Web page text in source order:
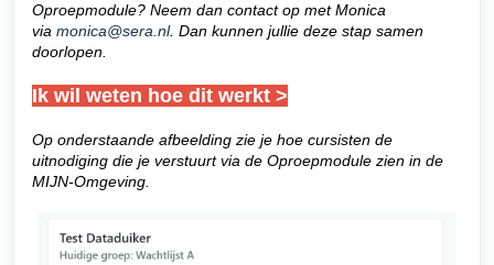
Oproepmodule? Neem dan contact op met Monica
via monica@sera.nl. Dan kunnen jullie deze stap samen
doorlopen.
Ik wil weten hoe dit werkt >
Op onderstaande afbeelding zie je hoe cursisten de
uitnodiging die je verstuurt via de Oproepmodule zien in de
MIJN-Omgeving.